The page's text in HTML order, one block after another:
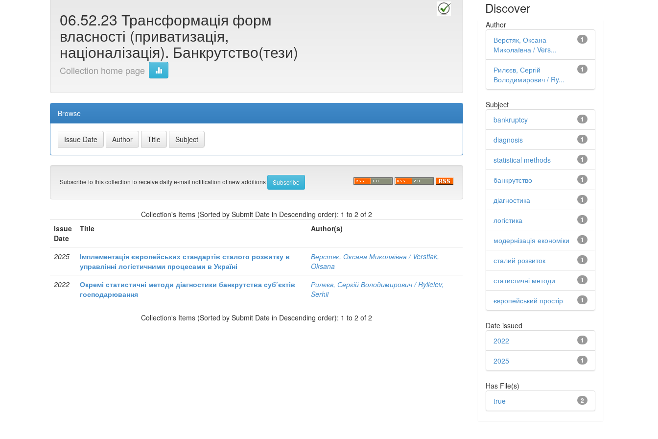
06.52.23 Трансформація форм
власності (приватизація,
націоналізація). Банкрутство(тези)
Collection home page
Browse
Subscribe to this collection to receive daily e-mail notification of new additions
Collection's Items (Sorted by Submit Date in Descending order): 1 to 2 of 2
Issue
Date
Title Author(s)
2025
Імплементація європейських стандартів сталого розвитку в
управлінні логістичними процесами в Україні
Верстяк, Оксана Миколаївна / Verstiak,
Oksana
2022
Окремі статистичні методи діагностики банкрутства суб’єктів
господарювання
Рилєєв, Сергій Володимирович / Rylieiev,
Serhii
Collection's Items (Sorted by Submit Date in Descending order): 1 to 2 of 2
Discover
Author
1
Верстяк, Оксана
Миколаївна / Vers...
1
Рилєєв, Сергій
Володимирович / Ry...
Subject
1
bankruptcy
1
diagnosis
1
statistical methods
1
банкрутство
1
діагностика
1
логістика
1
модернізація економіки
1
сталий розвиток
1
статистичні методи
1
європейський простір
Date issued
1
2022
1
2025
Has File(s)
2
true